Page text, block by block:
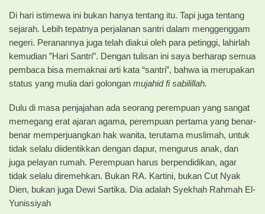
Di hari istimewa ini bukan hanya tentang itu. Tapi juga tentang
sejarah. Lebih tepatnya perjalanan santri dalam menggenggam
negeri. Peranannya juga telah diakui oleh para petinggi, lahirlah
kemudian ”Hari Santri”. Dengan tulisan ini saya berharap semua
pembaca bisa memaknai arti kata “santri”, bahwa ia merupakan
status yang mulia dari golongan mujahid fi sabilillah.
Dulu di masa penjajahan ada seorang perempuan yang sangat
memegang erat ajaran agama, perempuan pertama yang benar-
benar memperjuangkan hak wanita, terutama muslimah, untuk
tidak selalu diidentikkan dengan dapur, mengurus anak, dan
juga pelayan rumah. Perempuan harus berpendidikan, agar
tidak selalu diremehkan. Bukan RA. Kartini, bukan Cut Nyak
Dien, bukan juga Dewi Sartika. Dia adalah Syekhah Rahmah El-
Yunissiyah